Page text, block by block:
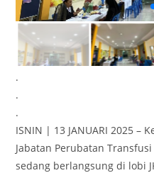
.
.
.
ISNIN | 13 JANUARI 2025 –
Jabatan Perubatan
sedang berlangsung di lobi